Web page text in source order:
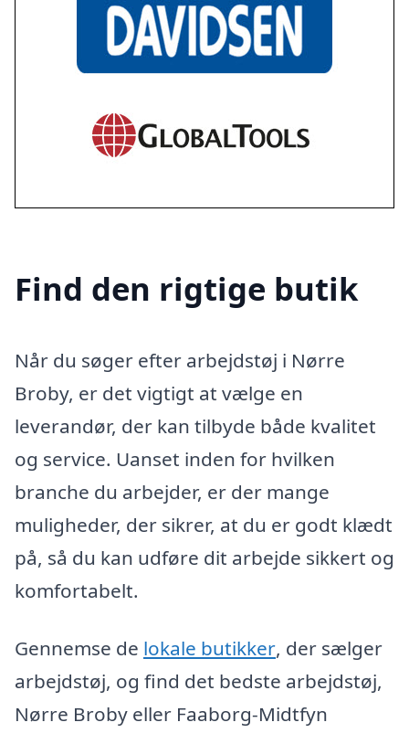
Find den rigtige butik
Når du søger efter arbejdstøj i Nørre
Broby, er det vigtigt at vælge en
leverandør, der kan tilbyde både kvalitet
og service. Uanset inden for hvilken
branche du arbejder, er der mange
muligheder, der sikrer, at du er godt klædt
på, så du kan udføre dit arbejde sikkert og
komfortabelt.
Gennemse de lokale butikker, der sælger
arbejdstøj, og find det bedste arbejdstøj,
Nørre Broby eller Faaborg-Midtfyn